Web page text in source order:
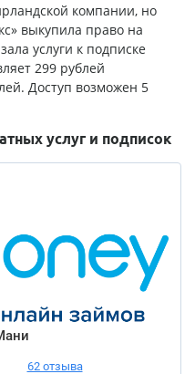
компании, но
выкупила право на
услуги к подписке
299 рублей
Доступ возможен 5
услуг и подписок
62 отзыва